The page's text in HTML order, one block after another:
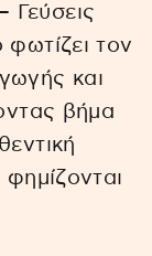
Γεύσεις
τον
και
βήμα